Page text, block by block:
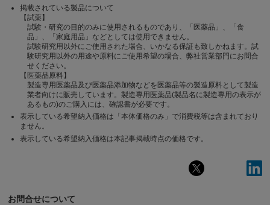
掲載されている製品について
【試薬】
試験・研究の目的のみに使用されるものであり、「医薬品」、「食
品」、「家庭用品」などとしては使用できません。
試験研究用以外にご使用された場合、いかなる保証も致しかねます。試
験研究用以外の用途や原料にご使用希望の場合、弊社営業部門にお問合
せください。
【医薬品原料】
製造専用医薬品及び医薬品添加物などを医薬品等の製造原料として製造
業者向けに販売しています。製造専用医薬品(製品名に製造専用の表示が
あるもの)のご購入には、確認書が必要です。
表示している希望納入価格は「本体価格のみ」で消費税等は含まれており
ません。
表示している希望納入価格は本記事掲載時点の価格です。
お問合せについて